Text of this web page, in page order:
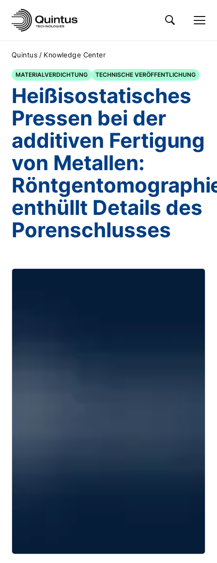
Quintus / Knowledge Center
MATERIALVERDICHTUNG TECHNISCHE VERÖFFENTLICHUNG
Heißisostatisches
Pressen bei der
additiven Fertigung
von Metallen:
enthüllt Details des
Porenschlusses